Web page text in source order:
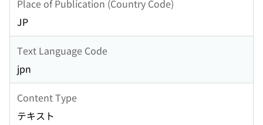
Place of Publication (Country Code)
JP
Text Language Code
jpn
Content Type
テキスト